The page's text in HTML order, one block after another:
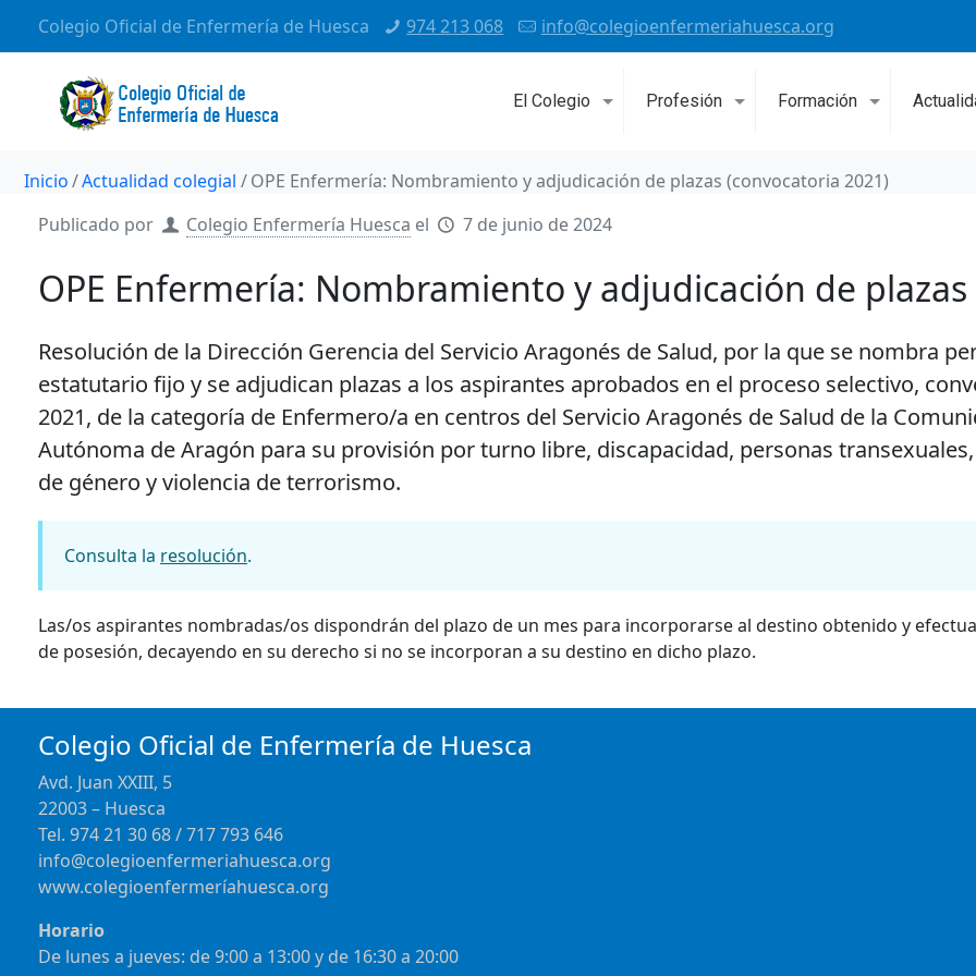
Colegio Oficial de Enfermería de Huesca 974 213 068 info@colegioenfermeriahuesca.org
El Colegio Profesión Formación
Inicio Actualidad colegial
OPE Enfermería: Nombramiento y adjudicación de plazas (convocatoria 2021)
Publicado por
Colegio Enfermería Huesca el 7 de junio de 2024
OPE Enfermería: Nombramiento y adjudicación de
Resolución de la Dirección Gerencia del Servicio Aragonés de Salud, por la que se nombra
estatutario fijo y se adjudican plazas a los aspirantes aprobados en el proceso selectivo,
2021, de la categoría de Enfermero/a en centros del Servicio Aragonés de Salud de la
Autónoma de Aragón para su provisión por turno libre, discapacidad, personas
de género y violencia de terrorismo.
Consulta la resolución.
Las/os aspirantes nombradas/os dispondrán del plazo de un mes para incorporarse al destino obtenido y
de posesión, decayendo en su derecho si no se incorporan a su destino en dicho plazo.
Colegio Oficial de Enfermería de Huesca
Avd. Juan XXIII, 5
22003 – Huesca
Tel. 974 21 30 68 / 717 793 646
info@colegioenfermeriahuesca.org
www.colegioenfermeríahuesca.org
Horario
De lunes a jueves: de 9:00 a 13:00 y de 16:30 a 20:00